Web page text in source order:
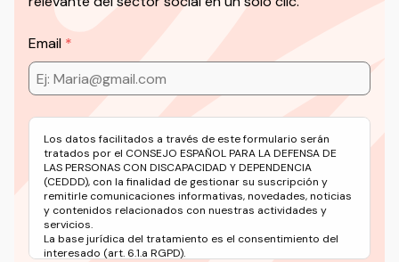
Email
Los datos facilitados a través de este formulario serán
tratados por el CONSEJO ESPAÑOL PARA LA DEFENSA DE
LAS PERSONAS CON DISCAPACIDAD Y DEPENDENCIA
(CEDDD), con la finalidad de gestionar su suscripción y
remitirle comunicaciones informativas, novedades, noticias
y contenidos relacionados con nuestras actividades y
servicios.
La base jurídica del tratamiento es el consentimiento del
interesado (art. 6.1.a RGPD).